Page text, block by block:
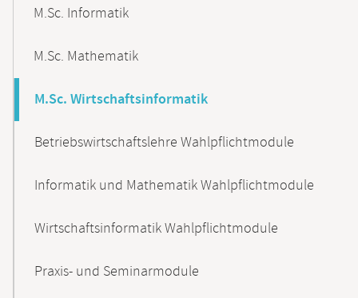
M.Sc. Informatik
M.Sc. Mathematik
M.Sc. Wirtschaftsinformatik
Betriebswirtschaftslehre Wahlpflichtmodule
Informatik und Mathematik Wahlpflichtmodule
Wirtschaftsinformatik Wahlpflichtmodule
Praxis- und Seminarmodule